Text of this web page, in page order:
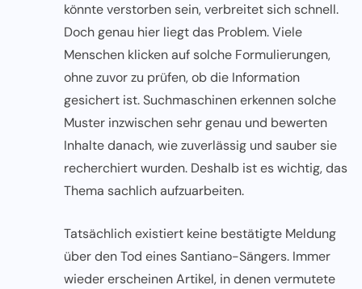
könnte verstorben sein, verbreitet sich schnell.
Doch genau hier liegt das Problem. Viele
Menschen klicken auf solche Formulierungen,
ohne zuvor zu prüfen, ob die Information
gesichert ist. Suchmaschinen erkennen solche
Muster inzwischen sehr genau und bewerten
Inhalte danach, wie zuverlässig und sauber sie
recherchiert wurden. Deshalb ist es wichtig, das
Thema sachlich aufzuarbeiten.
Tatsächlich existiert keine bestätigte Meldung
über den Tod eines Santiano-Sängers. Immer
wieder erscheinen Artikel, in denen vermutete